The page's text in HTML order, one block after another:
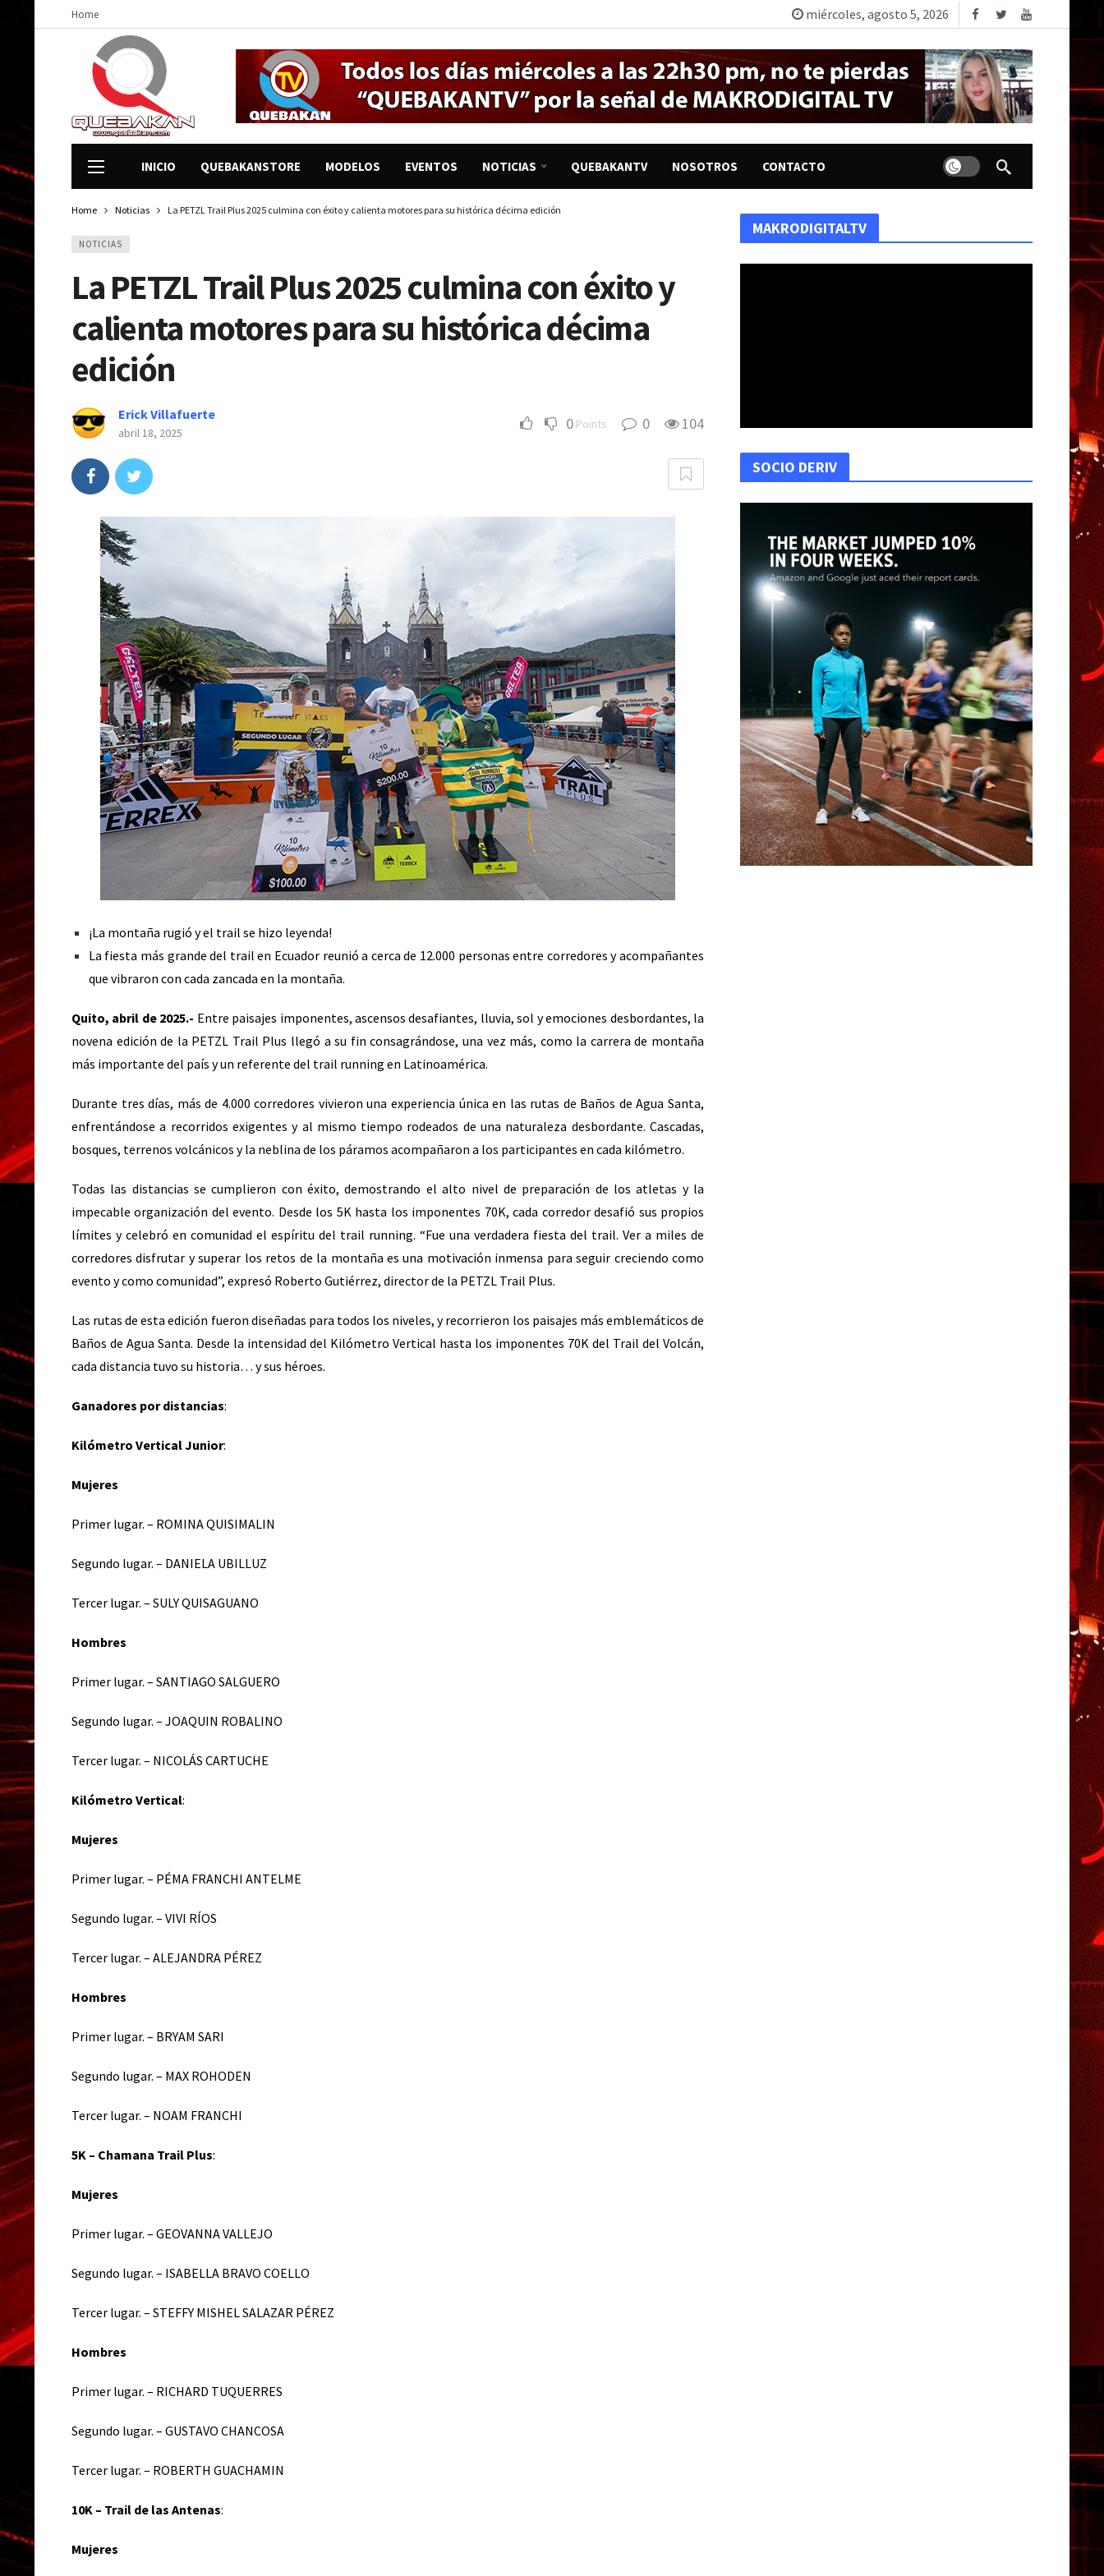
Home miércoles, agosto 5, 2026
INICIO QUEBAKANSTORE MODELOS EVENTOS NOTICIAS QUEBAKANTV NOSOTROS CONTACTO Dark mode
Home Noticias La PETZL Trail Plus 2025 culmina con éxito y calienta motores para su histórica décima edición
NOTICIAS
La PETZL Trail Plus 2025 culmina con éxito y
calienta motores para su histórica décima
edición
Erick Villafuerte
abril 18, 2025 0 Points 0 104
¡La montaña rugió y el trail se hizo leyenda!
La fiesta más grande del trail en Ecuador reunió a cerca de 12.000 personas entre corredores y acompañantes
que vibraron con cada zancada en la montaña.
Quito, abril de 2025.- Entre paisajes imponentes, ascensos desafiantes, lluvia, sol y emociones desbordantes, la
novena edición de la PETZL Trail Plus llegó a su fin consagrándose, una vez más, como la carrera de montaña
más importante del país y un referente del trail running en Latinoamérica.
Durante tres días, más de 4.000 corredores vivieron una experiencia única en las rutas de Baños de Agua Santa,
enfrentándose a recorridos exigentes y al mismo tiempo rodeados de una naturaleza desbordante. Cascadas,
bosques, terrenos volcánicos y la neblina de los páramos acompañaron a los participantes en cada kilómetro.
Todas las distancias se cumplieron con éxito, demostrando el alto nivel de preparación de los atletas y la
impecable organización del evento. Desde los 5K hasta los imponentes 70K, cada corredor desafió sus propios
límites y celebró en comunidad el espíritu del trail running. “Fue una verdadera fiesta del trail. Ver a miles de
corredores disfrutar y superar los retos de la montaña es una motivación inmensa para seguir creciendo como
evento y como comunidad”, expresó Roberto Gutiérrez, director de la PETZL Trail Plus.
Las rutas de esta edición fueron diseñadas para todos los niveles, y recorrieron los paisajes más emblemáticos de
Baños de Agua Santa. Desde la intensidad del Kilómetro Vertical hasta los imponentes 70K del Trail del Volcán,
cada distancia tuvo su historia… y sus héroes.
Ganadores por distancias:
Kilómetro Vertical Junior:
Mujeres
Primer lugar. – ROMINA QUISIMALIN
Segundo lugar. – DANIELA UBILLUZ
Tercer lugar. – SULY QUISAGUANO
Hombres
Primer lugar. – SANTIAGO SALGUERO
Segundo lugar. – JOAQUIN ROBALINO
Tercer lugar. – NICOLÁS CARTUCHE
Kilómetro Vertical:
Mujeres
Primer lugar. – PÉMA FRANCHI ANTELME
Segundo lugar. – VIVI RÍOS
Tercer lugar. – ALEJANDRA PÉREZ
Hombres
Primer lugar. – BRYAM SARI
Segundo lugar. – MAX ROHODEN
Tercer lugar. – NOAM FRANCHI
5K – Chamana Trail Plus:
Mujeres
Primer lugar. – GEOVANNA VALLEJO
Segundo lugar. – ISABELLA BRAVO COELLO
Tercer lugar. – STEFFY MISHEL SALAZAR PÉREZ
Hombres
Primer lugar. – RICHARD TUQUERRES
Segundo lugar. – GUSTAVO CHANCOSA
Tercer lugar. – ROBERTH GUACHAMIN
10K – Trail de las Antenas:
Mujeres
MAKRODIGITALTV
SOCIO DERIV